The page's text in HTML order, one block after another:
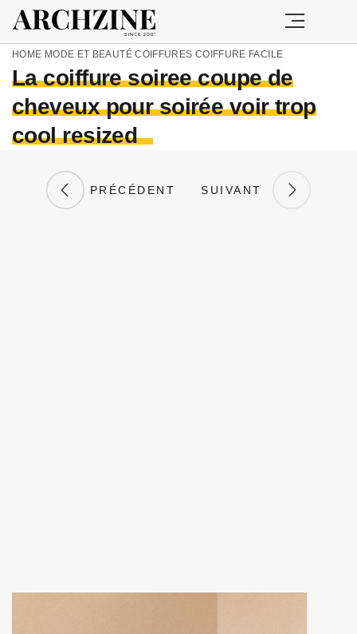
HOME MODE ET BEAUTÉ COIFFURES COIFFURE FACILE
La coiffure soiree coupe de
cheveux pour soirée voir trop
cool resized
PRÉCÉDENT SUIVANT